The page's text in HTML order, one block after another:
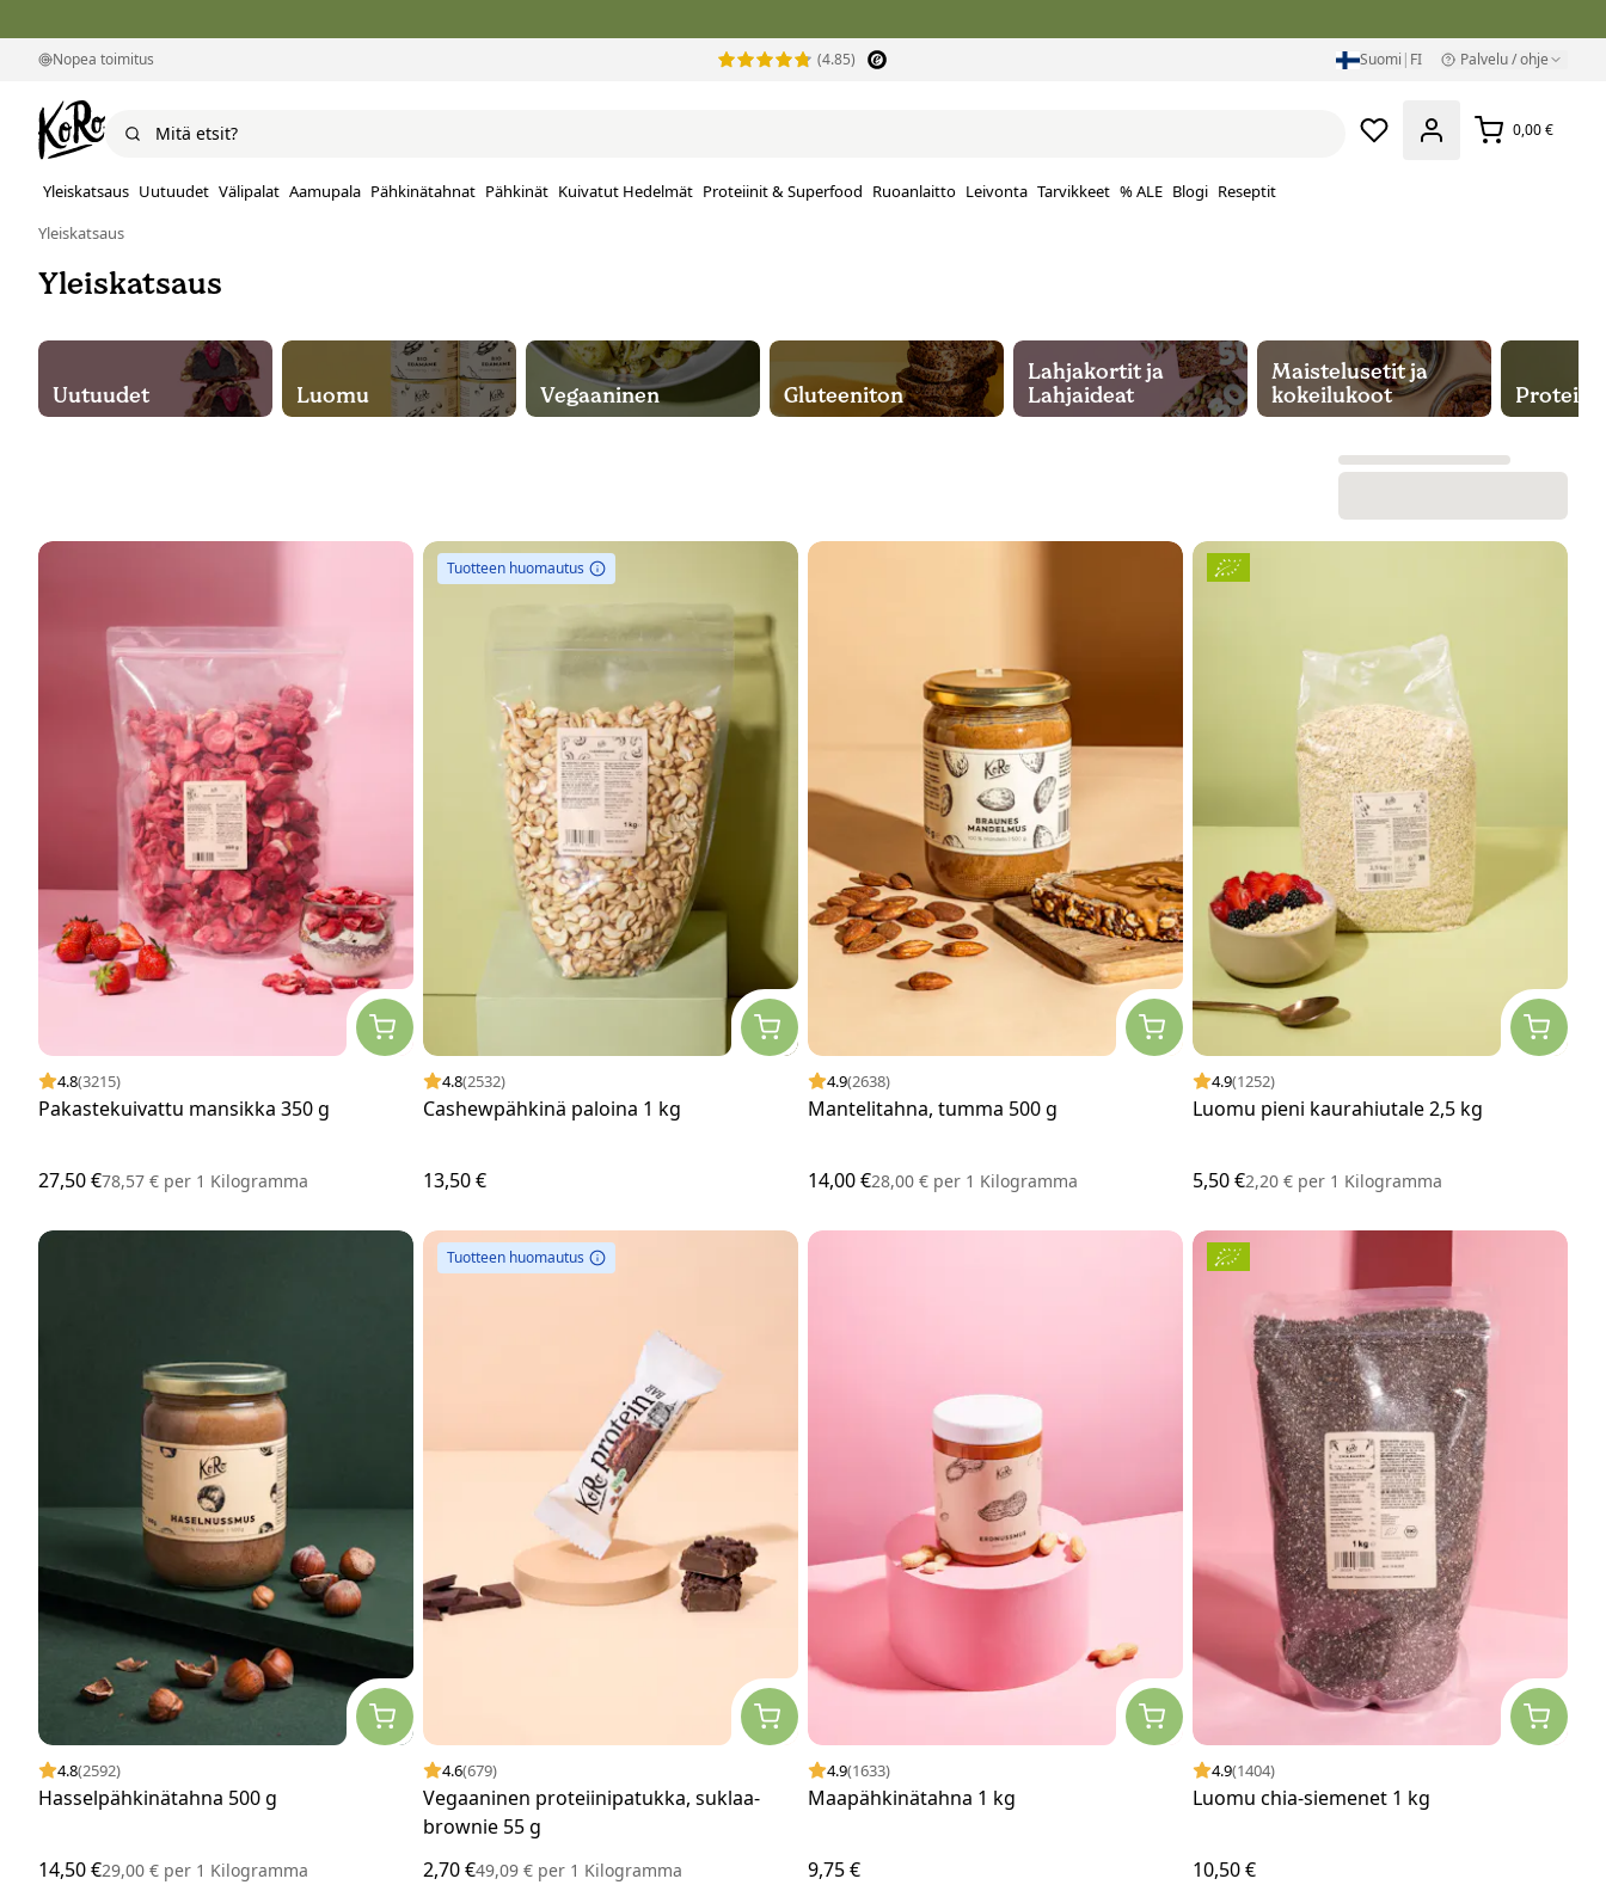
Nopea toimitus (4.85) Suomi | FI Palvelu / ohje
0,00 €
Yleiskatsaus Uutuudet Välipalat Aamupala Pähkinätahnat Pähkinät Kuivatut Hedelmät Proteiinit & Superfood Ruoanlaitto Leivonta Tarvikkeet % ALE Blogi Reseptit
Yleiskatsaus
Yleiskatsaus
Uutuudet Luomu Vegaaninen Gluteeniton
Lahjakortit ja
Lahjaideat
Maistelusetit ja
kokeilukoot
4.8(3215)
Pakastekuivattu mansikka 350 g
27,50 €78,57 € per 1 Kilogramma
Tuotteen huomautus
4.8(2532)
Cashewpähkinä paloina 1 kg
13,50 €
4.9(2638)
Mantelitahna, tumma 500 g
14,00 €28,00 € per 1 Kilogramma
4.9(1252)
Luomu pieni kaurahiutale 2,5 kg
5,50 €2,20 € per 1 Kilogramma
4.8(2592)
Hasselpähkinätahna 500 g
14,50 €29,00 € per 1 Kilogramma
Tuotteen huomautus
4.6(679)
Vegaaninen proteiinipatukka, suklaa-
brownie 55 g
2,70 €49,09 € per 1 Kilogramma
4.9(1633)
Maapähkinätahna 1 kg
9,75 €
4.9(1404)
Luomu chia-siemenet 1 kg
10,50 €